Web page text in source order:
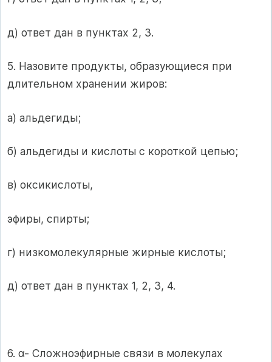
д) ответ дан в пунктах 2, 3.
5. Назовите продукты, образующиеся при
длительном хранении жиров:
а) альдегиды;
б) альдегиды и кислоты с короткой цепью;
в) оксикислоты,
эфиры, спирты;
г) низкомолекулярные жирные кислоты;
д) ответ дан в пунктах 1, 2, 3, 4.
6. α- Сложноэфирные связи в молекулах